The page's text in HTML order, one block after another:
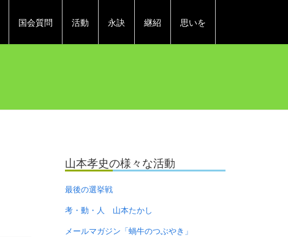
国会質問 活動 永訣 継紹 思いを
山本孝史の様々な活動
最後の選挙戦
考・動・人 山本たかし
メールマガジン「蝸牛のつぶやき」